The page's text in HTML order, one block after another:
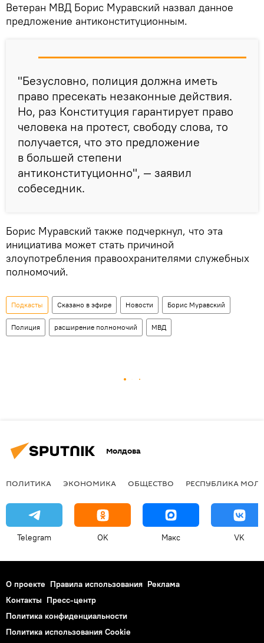
Ветеран МВД Борис Муравский назвал данное
предложение антиконституционным.
"Безусловно, полиция должна иметь
право пресекать незаконные действия.
Но, раз Конституция гарантирует право
человека на протест, свободу слова, то
получается, что это предложение
в большей степени
антиконституционно", — заявил
собеседник.
Борис Муравский также подчеркнул, что эта
инициатива может стать причиной
злоупотребления правоохранителями служебных
полномочий.
Подкасты Сказано в эфире Новости Борис Муравский
Полиция расширение полномочий МВД
Молдова
ПОЛИТИКА ЭКОНОМИКА ОБЩЕСТВО РЕСПУБЛИКА
Telegram OK Макс VK
О проекте Правила использования Реклама
Контакты Пресс-центр
Политика конфиденциальности
Политика использования Cookie